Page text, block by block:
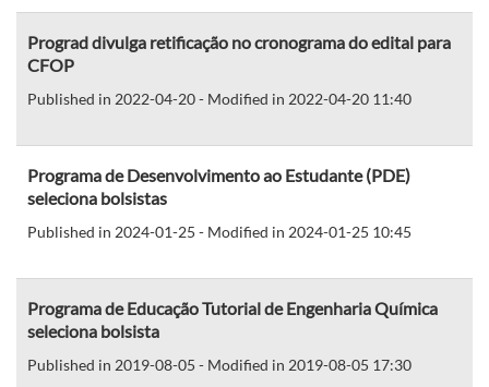
Prograd divulga retificação no cronograma do edital para
CFOP
Published in 2022-04-20 - Modified in 2022-04-20 11:40
Programa de Desenvolvimento ao Estudante (PDE)
seleciona bolsistas
Published in 2024-01-25 - Modified in 2024-01-25 10:45
Programa de Educação Tutorial de Engenharia Química
seleciona bolsista
Published in 2019-08-05 - Modified in 2019-08-05 17:30